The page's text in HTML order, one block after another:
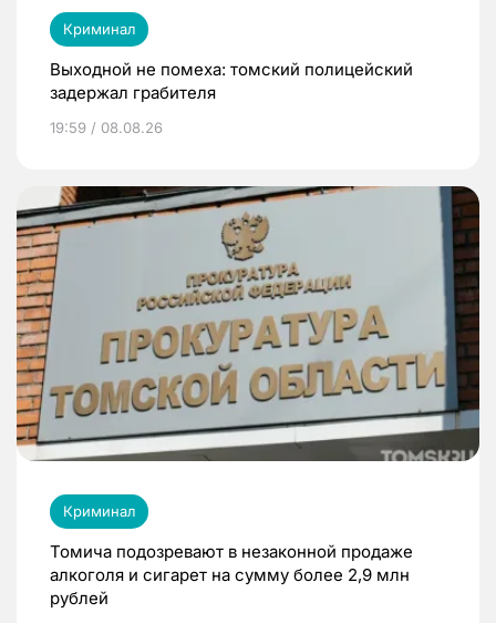
Криминал
Выходной не помеха: томский полицейский
задержал грабителя
19:59 / 08.08.26
Криминал
Томича подозревают в незаконной продаже
алкоголя и сигарет на сумму более 2,9 млн
рублей